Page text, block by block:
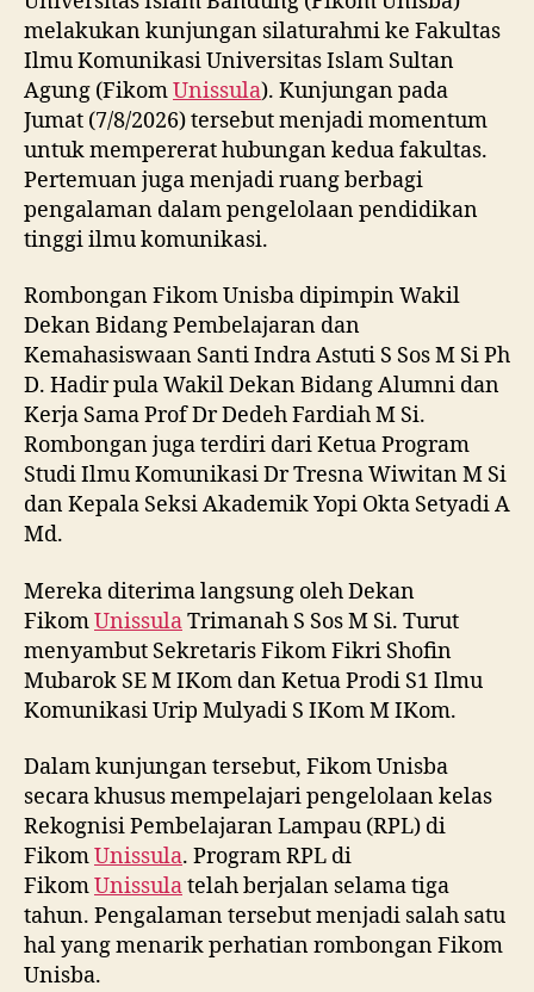
melakukan kunjungan silaturahmi ke Fakultas
Ilmu Komunikasi Universitas Islam Sultan
Agung (FikomUnissula). Kunjungan pada
Jumat (7/8/2026) tersebut menjadi momentum
untuk mempererat hubungan kedua fakultas.
Pertemuan juga menjadi ruang berbagi
pengalaman dalam pengelolaan pendidikan
tinggi ilmu komunikasi.
Rombongan Fikom Unisba dipimpin Wakil
Dekan Bidang Pembelajaran dan
Kemahasiswaan Santi Indra Astuti S Sos M Si Ph
D. Hadir pula Wakil Dekan Bidang Alumni dan
Kerja Sama Prof Dr Dedeh Fardiah M Si.
Rombongan juga terdiri dari Ketua Program
Studi Ilmu Komunikasi Dr Tresna Wiwitan M Si
dan Kepala Seksi Akademik Yopi Okta Setyadi A
Md.
Mereka diterima langsung oleh Dekan
FikomUnissulaTrimanah S Sos M Si. Turut
menyambut Sekretaris Fikom Fikri Shofin
Mubarok SE M IKom dan Ketua Prodi S1 Ilmu
Komunikasi Urip Mulyadi S IKom M IKom.
Dalam kunjungan tersebut, Fikom Unisba
secara khusus mempelajari pengelolaan kelas
Rekognisi Pembelajaran Lampau (RPL) di
FikomUnissula. Program RPL di
FikomUnissulatelah berjalan selama tiga
tahun. Pengalaman tersebut menjadi salah satu
hal yang menarik perhatian rombongan Fikom
Unisba.